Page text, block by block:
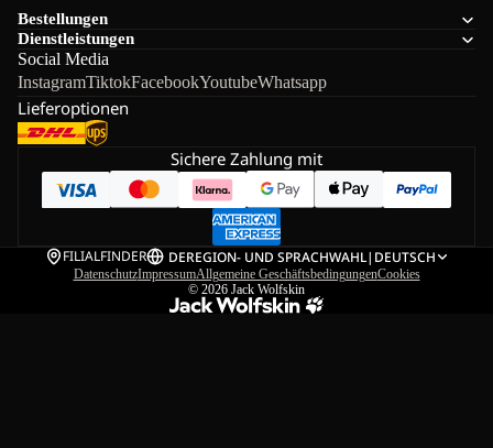
Bestellungen
Dienstleistungen
Social Media
InstagramTiktokFacebookYoutubeWhatsapp
Lieferoptionen
Sichere Zahlung mit
FILIALFINDER DEREGION- UND SPRACHWAHL| DEUTSCH
DatenschutzImpressumAllgemeine GeschäftsbedingungenCookies
© 2026 Jack Wolfskin